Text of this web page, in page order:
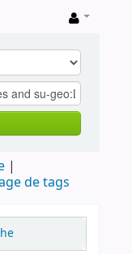
de tags